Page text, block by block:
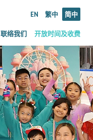
EN 繁中 简中
联络我们 开放时间及收费